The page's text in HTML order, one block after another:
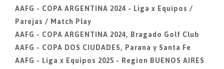
AAFG - COPA ARGENTINA 2024 - Liga x Equipos /
Parejas / Match Play
AAFG - COPA ARGENTINA 2024, Bragado Golf Club
AAFG - COPA DOS CIUDADES, Parana y Santa Fe
AAFG - Liga x Equipos 2025 - Region BUENOS AIRES